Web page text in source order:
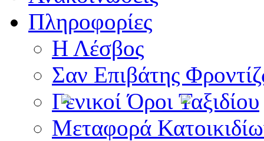
Πληροφορίες
Η Λέσβος
Σαν Επιβάτης
Γενικοί Όροι Ταξιδίου
Μεταφορά